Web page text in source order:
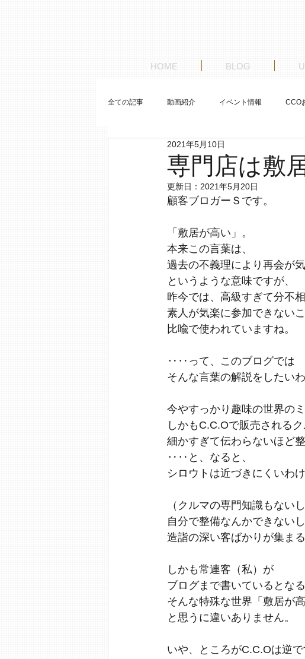
HOME BLOG
全ての記事 動画紹介 イベント情報 CCO
お客様の車紹介 ゼロから始めるレストア日記
専門店は敷
2021年5月10日
更新日： 2021年5月20日
顧客ブロガーＳです。
「敷居が高い」。
本来この言葉は、
過去の不義理により再会が
というような意味ですが、
昨今では、高級すぎて分不
素人が気楽に参加できない
比喩で使われていますね。
‥‥って、このブログでは
そんな言葉の解説をしたい
今やすっかり趣味の世界のミ
しかもC.C.Oで販売される
細かすぎて伝わらないほど
‥‥と、なると、
シロウトは近づきにくいわけ
（クルマの専門知識もないし
自分で整備なんかできないし
造詣の深い客ばかりが集ま
しかも常連客（私）が
ブログまで書いているとなる
そんな特殊な世界「敷居が
と思うに違いありません。
いや、ところがC.C.Oは逆で